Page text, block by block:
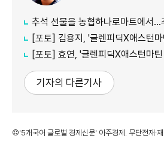
추석 선물을 농협하나로마트에서…추석
[포토] 김용지, '글렌피딕X애스턴마틴 F1
[포토] 효연, '글렌피딕X애스턴마틴 F1
기자의 다른기사
©'5개국어 글로벌 경제신문' 아주경제. 무단전재·